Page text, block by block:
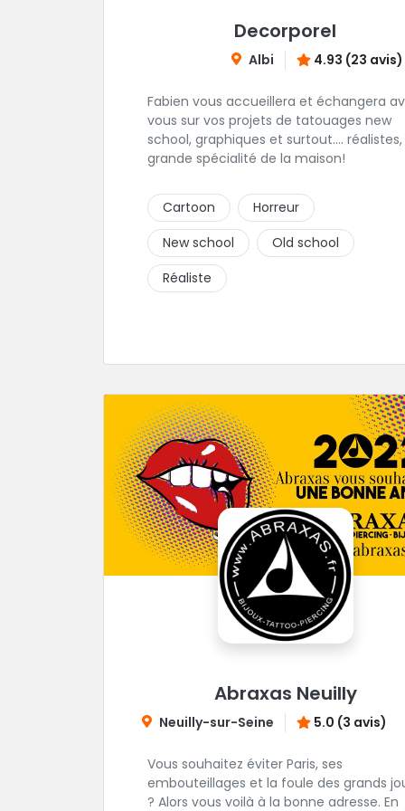
Decorporel
Albi 4.93 (23 avis)
Fabien vous accueillera et échangera
vous sur vos projets de tatouages new
school, graphiques et surtout....
grande spécialité de la maison!
Cartoon
Horreur
New school
Old school
Réaliste
Abraxas Neuilly
Neuilly-sur-Seine 5.0 (3 avis)
Vous souhaitez éviter Paris, ses
embouteillages et la foule des grands
? Alors vous voilà à la bonne adresse. En